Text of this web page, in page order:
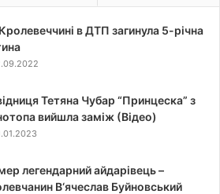
в ДТП загинула 5-річна
Тетяна Чубар “Принцеска” з
вийшла заміж (Відео)
легендарний айдарівець –
В‘ячеслав Буйновський